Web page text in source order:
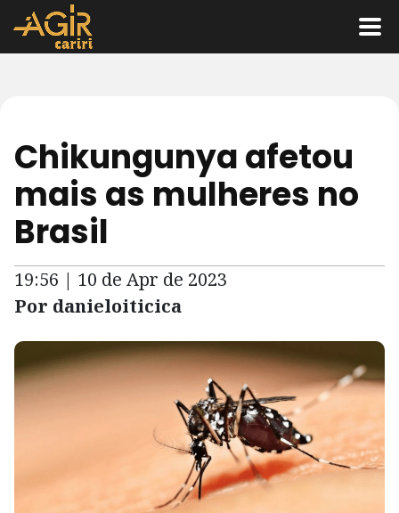
Chikungunya afetou
mais as mulheres no
Brasil
19:56 | 10 de Apr de 2023
Por danieloiticica